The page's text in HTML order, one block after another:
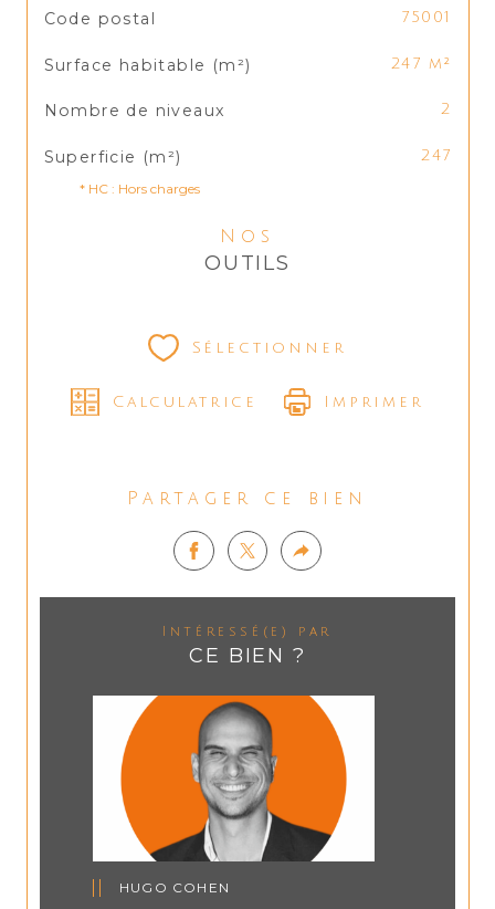
Code postal 75001
Surface habitable (m²) 247 m²
Nombre de niveaux 2
Superficie (m²) 247
* HC : Hors charges
Nos
OUTILS
Sélectionner
Calculatrice Imprimer
Partager ce bien
Intéressé(e) par
CE BIEN ?
HUGO COHEN